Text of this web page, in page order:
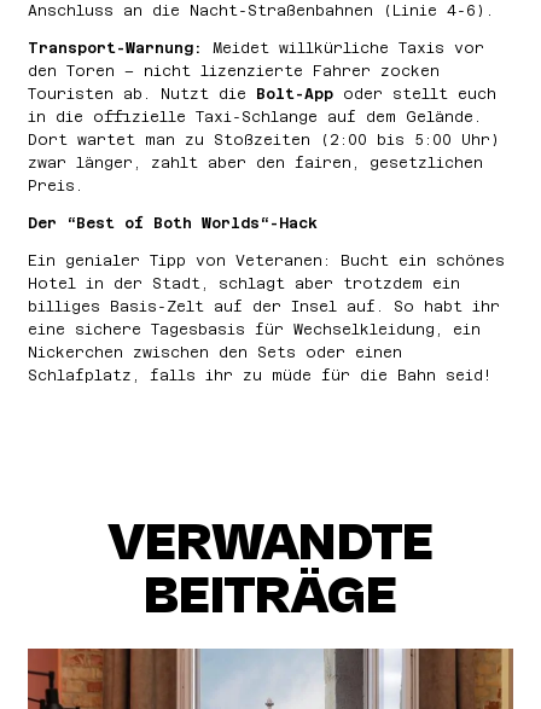
Anschluss an die Nacht-Straßenbahnen (Linie 4-6).
Transport-Warnung: Meidet willkürliche Taxis vor
den Toren – nicht lizenzierte Fahrer zocken
Touristen ab. Nutzt die
Bolt-App oder stellt euch
in die offizielle Taxi-Schlange auf dem Gelände.
Dort wartet man zu Stoßzeiten (2:00 bis 5:00 Uhr)
zwar länger, zahlt aber den fairen, gesetzlichen
Preis.
Der “Best of Both Worlds“-Hack
Ein genialer Tipp von Veteranen: Bucht ein schönes
Hotel in der Stadt, schlagt aber trotzdem ein
billiges Basis-Zelt auf der Insel auf. So habt ihr
eine sichere Tagesbasis für Wechselkleidung, ein
Nickerchen zwischen den Sets oder einen
Schlafplatz, falls ihr zu müde für die Bahn seid!
VERWANDTE
BEITRÄGE